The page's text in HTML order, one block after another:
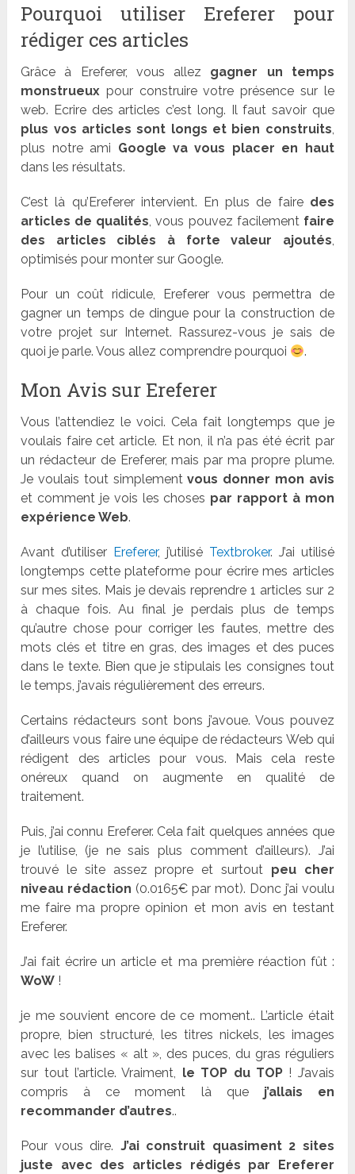
Pourquoi utiliser Ereferer pour
rédiger ces articles
Grâce à Ereferer, vous allez gagner un temps
monstrueux pour construire votre présence sur le
web. Ecrire des articles c’est long. Il faut savoir que
plus vos articles sont longs et bien construits,
plus notre ami Google va vous placer en haut
dans les résultats.
C’est là qu’Ereferer intervient. En plus de faire des
articles de qualités, vous pouvez facilement faire
des articles ciblés à forte valeur ajoutés,
optimisés pour monter sur Google.
Pour un coût ridicule, Ereferer vous permettra de
gagner un temps de dingue pour la construction de
votre projet sur Internet. Rassurez-vous je sais de
quoi je parle. Vous allez comprendre pourquoi
.
Mon Avis sur Ereferer
Vous l’attendiez le voici. Cela fait longtemps que je
voulais faire cet article. Et non, il n’a pas été écrit par
un rédacteur de Ereferer, mais par ma propre plume.
Je voulais tout simplementvous donner mon avis
et comment je vois les choses par rapport à mon
expérience Web.
Avant d’utiliser Ereferer, j’utilisé Textbroker. J’ai utilisé
longtemps cette plateforme pour écrire mes articles
sur mes sites. Mais je devais reprendre 1 articles sur 2
à chaque fois. Au final je perdais plus de temps
qu’autre chose pour corriger les fautes, mettre des
mots clés et titre en gras, des images et des puces
dans le texte. Bien que je stipulais les consignes tout
le temps, j’avais régulièrement des erreurs.
Certains rédacteurs sont bons j’avoue. Vous pouvez
d’ailleurs vous faire une équipe de rédacteurs Web qui
rédigent des articles pour vous. Mais cela reste
onéreux quand on augmente en qualité de
traitement.
Puis, j’ai connu Ereferer. Cela fait quelques années que
je l’utilise, (je ne sais plus comment d’ailleurs). J’ai
trouvé le site assez propre et surtout peu cher
niveau rédaction (0.0165€ par mot). Donc j’ai voulu
me faire ma propre opinion et mon avis en testant
Ereferer.
J’ai fait écrire un article et ma première réaction fût :
WoW !
je me souvient encore de ce moment.. L’article était
propre, bien structuré, les titres nickels, les images
avec les balises « alt », des puces, du gras réguliers
sur tout l’article. Vraiment, le TOP du TOP ! J’avais
compris à ce moment là que j’allais en
recommander d’autres..
Pour vous dire. J’ai construit quasiment 2 sites
juste avec des articles rédigés par Ereferer